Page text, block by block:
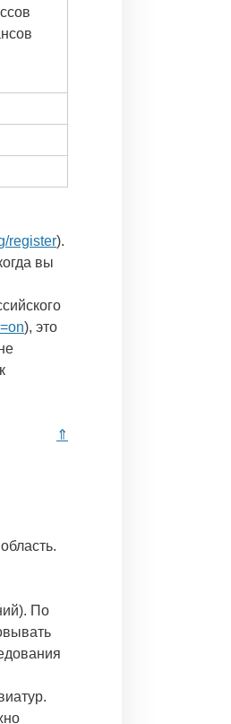
register).
вы
), это
⇑
По